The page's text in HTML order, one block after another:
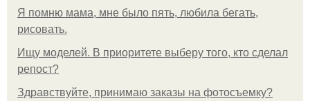
Я помню мама, мне было пять, любила бегать,
рисовать.
Ищу моделей. В приоритете выберу того, кто сделал
репост?
Здравствуйте, принимаю заказы на фотосъемку?